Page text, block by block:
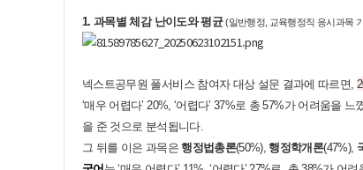
1. 과목별 체감 난이도와 평균(일반행정, 교육행정직 응시과목
넥스트공무원 풀서비스 참여자 대상 설문 결과에 따르면,
‘매우 어렵다’ 20%, ‘어렵다’ 37%로 총 57%가 어려움을
을 준 것으로 분석됩니다.
그 뒤를 이은 과목은행정법총론(50%),행정학개론(47%),